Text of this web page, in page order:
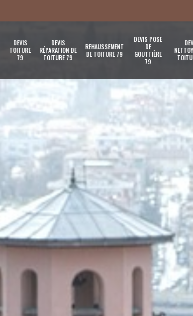
DEVIS
TOITURE
79
DEVIS
RÉPARATION DE
TOITURE 79
REHAUSSEMENT
DE TOITURE 79
DEVIS POSE
DE
GOUTTIÈRE
79